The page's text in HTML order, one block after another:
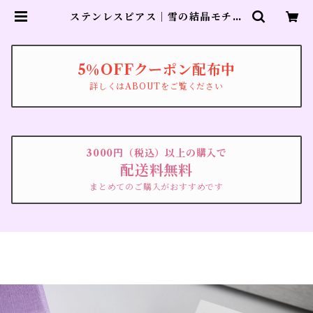
ステンレスピアス｜雪の結晶モチー
5％OFFクーポン配布中
詳しくはABOUTをご覧ください
3000円（税込）以上の購入で
配送料無料
まとめてのご購入がおすすめです